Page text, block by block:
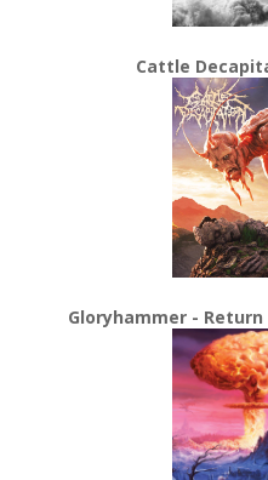
Cattle
Gloryhammer -